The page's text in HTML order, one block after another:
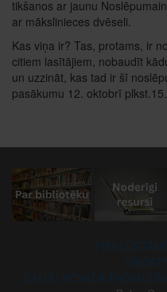
tikšanos ar jaunu
ar mākslinieces dvēseli.
Kas viņa ir? Tas, protams, ir
citiem lasītājiem, nobaudīt
un uzzināt, kas tad ir šī
pasākumu 12. oktobrī